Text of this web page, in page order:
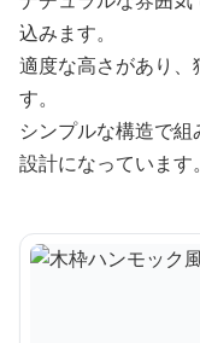
込みます。
適度な高さがあり、
す。
シンプルな構造で
設計になっています。